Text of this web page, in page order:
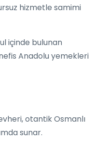
hizmetle samimi
içinde bulunan
Anadolu yemekleri
otantik Osmanlı
sunar.